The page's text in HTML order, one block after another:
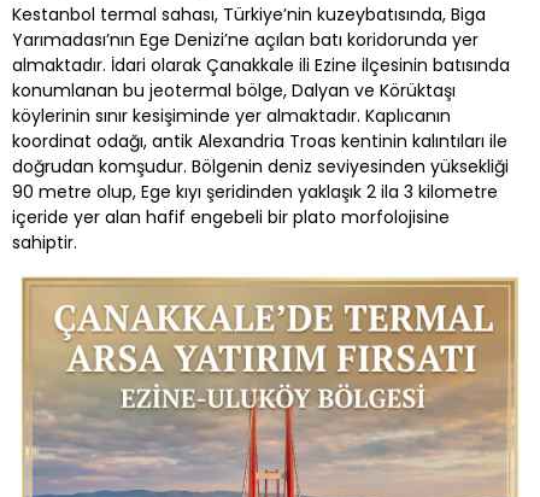
Kestanbol termal sahası, Türkiye’nin kuzeybatısında, Biga
Yarımadası’nın Ege Denizi’ne açılan batı koridorunda yer
almaktadır. İdari olarak Çanakkale ili Ezine ilçesinin batısında
konumlanan bu jeotermal bölge, Dalyan ve Körüktaşı
köylerinin sınır kesişiminde yer almaktadır. Kaplıcanın
koordinat odağı, antik Alexandria Troas kentinin kalıntıları ile
doğrudan komşudur. Bölgenin deniz seviyesinden yüksekliği
90 metre olup, Ege kıyı şeridinden yaklaşık 2 ila 3 kilometre
içeride yer alan hafif engebeli bir plato morfolojisine
sahiptir.